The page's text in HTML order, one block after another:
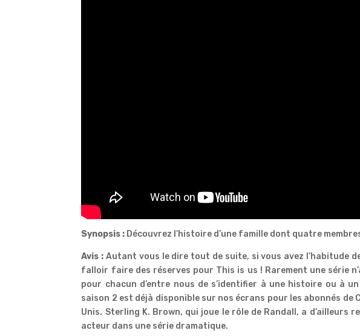
Synopsis : Découvrez l’histoire d’une famille dont quatre
Avis : Autant vous le dire tout de suite, si vous avez l’habitude
falloir faire des réserves pour This is us ! Rarement une série
pour chacun d’entre nous de s’identifier à une histoire ou à
saison 2 est déjà disponible sur nos écrans pour les abonnés
Unis. Sterling K. Brown, qui joue le rôle de Randall, a d’ailleurs
acteur dans une série dramatique.